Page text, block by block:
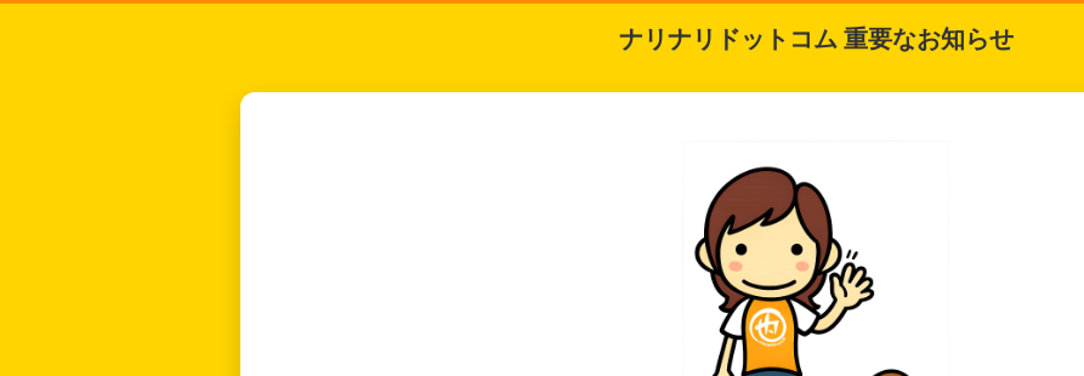
ナリナリドットコム 重要なお知らせ